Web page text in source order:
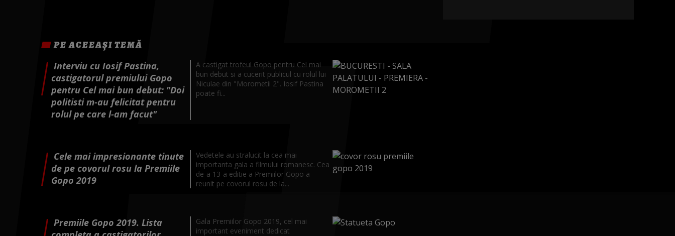
PE ACEEAȘI TEMĂ
Interviu cu Iosif Pastina,
castigatorul premiului Gopo
pentru Cel mai bun debut: "Doi
politisti m-au felicitat pentru
rolul pe care l-am facut"
A castigat trofeul Gopo pentru Cel mai
bun debut si a cucerit publicul cu rolul lui
Niculae din "Morometii 2". Iosif Pastina
poate fi...
Cele mai impresionante tinute
de pe covorul rosu la Premiile
Gopo 2019
Vedetele au stralucit la cea mai
importanta gala a filmului romanesc. Cea
de-a 13-a editie a Premiilor Gopo a
reunit pe covorul rosu de la...
Premiile Gopo 2019. Lista
Gala Premiilor Gopo 2019, cel mai
important eveniment dedicat